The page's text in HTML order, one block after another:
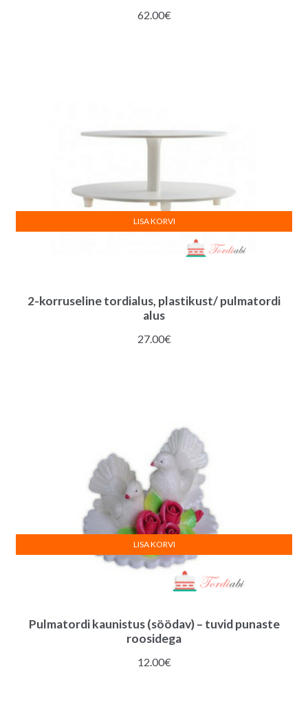
62.00€
2-korruseline tordialus, plastikust/ pulmatordi
alus
27.00€
LISA KORVI
Pulmatordi kaunistus (söödav) – tuvid punaste
roosidega
12.00€
LISA KORVI